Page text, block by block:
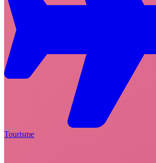
Tourisme